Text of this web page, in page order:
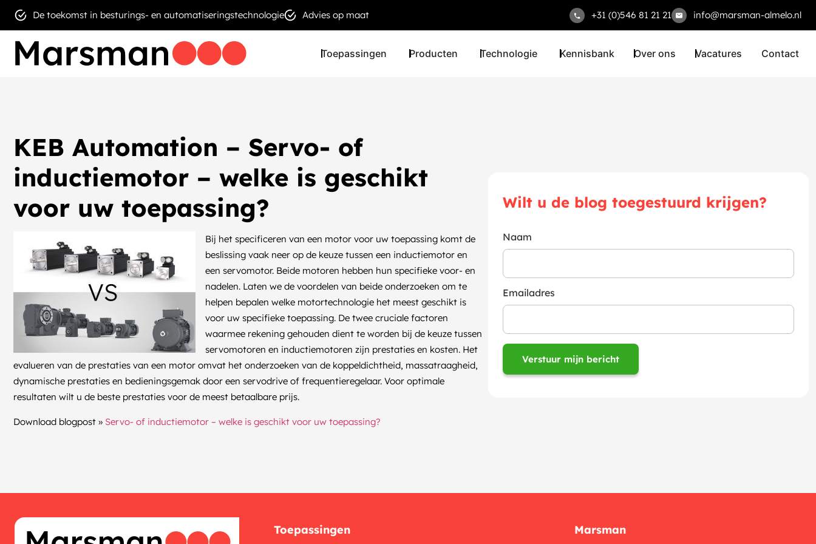
De toekomst in besturings- en automatiseringstechnologie Advies op maat +31 (0)546 81 21 21 info@marsman-almelo.nl
Toepassingen Producten Technologie Kennisbank Over ons Vacatures Contact
KEB Automation – Servo- of
inductiemotor – welke is geschikt
voor uw toepassing?
Bij het specificeren van een motor voor uw toepassing komt de
beslissing vaak neer op de keuze tussen een inductiemotor en
een servomotor. Beide motoren hebben hun specifieke voor- en
nadelen. Laten we de voordelen van beide onderzoeken om te
helpen bepalen welke motortechnologie het meest geschikt is
voor uw specifieke toepassing. De twee cruciale factoren
waarmee rekening gehouden dient te worden bij de keuze tussen
servomotoren en inductiemotoren zijn prestaties en kosten. Het
evalueren van de prestaties van een motor omvat het onderzoeken van de koppeldichtheid, massatraagheid,
dynamische prestaties en bedieningsgemak door een servodrive of frequentieregelaar. Voor optimale
resultaten wilt u de beste prestaties voor de meest betaalbare prijs.
Download blogpost » Servo- of inductiemotor – welke is geschikt voor uw toepassing?
Wilt u de blog toegestuurd krijgen?
Naam
Emailadres
Toepassingen Marsman